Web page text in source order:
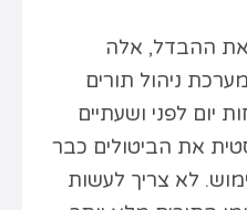
ההבדל, אלה
ניהול תורים
יום לפני ושעתיים
את הביטולים כבר
לא צריך לעשות